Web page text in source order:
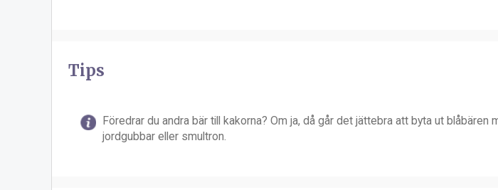
Tips
Föredrar du andra bär till kakorna? Om ja, då går det jättebra att byta ut blåbären
jordgubbar eller smultron.